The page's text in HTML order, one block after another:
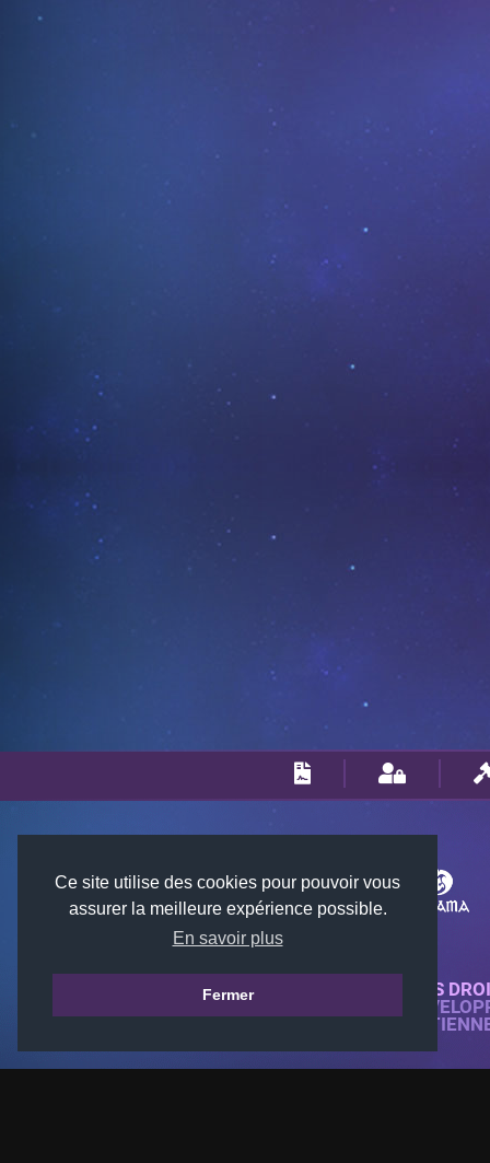
Ce site utilise des cookies pour pouvoir vous
assurer la meilleure expérience possible.
En savoir plus
Fermer
© 2018-2026 KTARENA. TOUS
SITE WEB ENTIÈREMENT
TOUTES LES IMAGES